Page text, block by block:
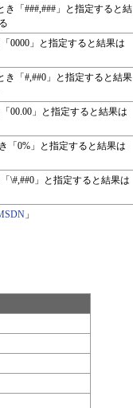
き「###,###」と指定すると結
0000」と指定すると結果は
き「#,##0」と指定すると結果
00.00」と指定すると結果は
「0%」と指定すると結果は
\#,##0」と指定すると結果は
」